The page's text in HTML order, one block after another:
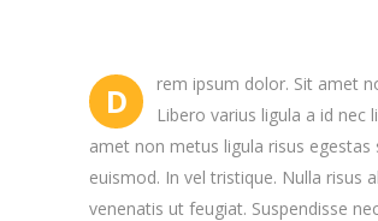
D
rem ipsum dolor. Sit amet
Libero varius ligula a id nec
amet non metus ligula risus egestas
euismod. In vel tristique. Nulla risus
venenatis ut feugiat. Suspendisse